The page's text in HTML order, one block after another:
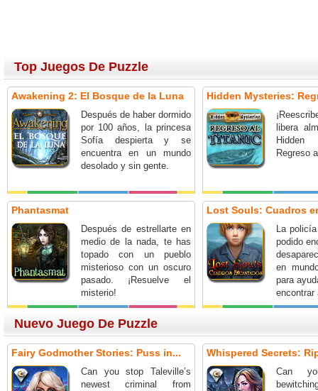
Top Juegos De Puzzle
Awakening 2: El Bosque de la Luna
Después de haber dormido
por 100 años, la princesa
Sofía despierta y se
encuentra en un mundo
desolado y sin gente.
Hidden Mysteries:
libera
Regreso
Phantasmat
Después de estrellarte en
medio de la nada, te has
topado con un pueblo
misterioso con un oscuro
pasado. ¡Resuelve el
misterio!
Lost Souls: Cuadros
La
podido
en
para
encontrar
Nuevo Juego De Puzzle
Fairy Godmother Stories: Puss in...
Can you stop Taleville’s
newest criminal from
Whispered Secrets:
Can